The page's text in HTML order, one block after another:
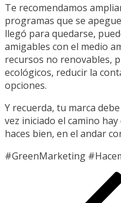
Te recomendamos
programas que se
llegó para quedarse,
amigables con el medio
recursos no renovables,
ecológicos, reducir la
opciones.
Y recuerda, tu marca
vez iniciado el camino
haces bien, en el andar
#GreenMarketing